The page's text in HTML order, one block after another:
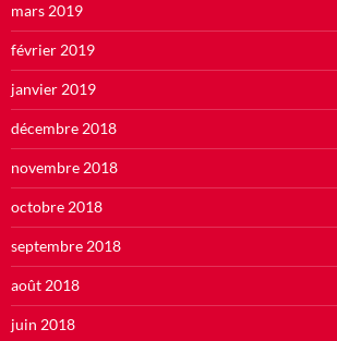
mars 2019
février 2019
janvier 2019
décembre 2018
novembre 2018
octobre 2018
septembre 2018
août 2018
juin 2018